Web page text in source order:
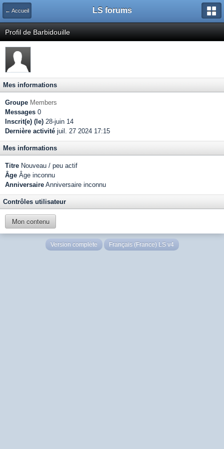
← Accueil LS forums
Profil de Barbidouille
Mes informations
Groupe Members
Messages 0
Inscrit(e) (le) 28-juin 14
Dernière activité juil. 27 2024 17:15
Mes informations
Titre Nouveau / peu actif
Âge Âge inconnu
Anniversaire Anniversaire inconnu
Contrôles utilisateur
Mon contenu
Version complète Français (France) LS v4